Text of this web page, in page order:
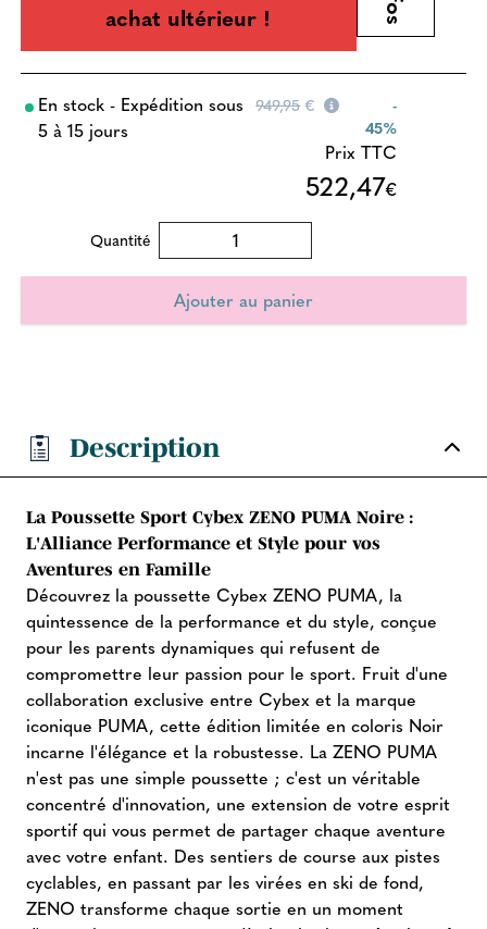
achat ultérieur !
En stock - Expédition sous
5 à 15 jours
949,95 €
-
45%
Prix TTC
522,47€
Quantité
Description
La Poussette Sport Cybex ZENO PUMA Noire :
L'Alliance Performance et Style pour vos
Aventures en Famille
Découvrez la poussette Cybex ZENO PUMA, la
quintessence de la performance et du style, conçue
pour les parents dynamiques qui refusent de
compromettre leur passion pour le sport. Fruit d'une
collaboration exclusive entre Cybex et la marque
iconique PUMA, cette édition limitée en coloris Noir
incarne l'élégance et la robustesse. La ZENO PUMA
n'est pas une simple poussette ; c'est un véritable
concentré d'innovation, une extension de votre esprit
sportif qui vous permet de partager chaque aventure
avec votre enfant. Des sentiers de course aux pistes
cyclables, en passant par les virées en ski de fond,
ZENO transforme chaque sortie en un moment